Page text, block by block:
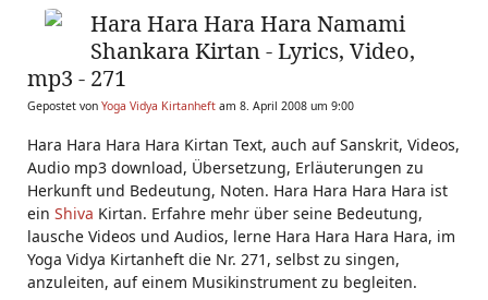
Hara Hara Hara Hara Namami
Shankara Kirtan - Lyrics, Video,
mp3 - 271
Gepostet von Yoga Vidya Kirtanheft am 8. April 2008 um 9:00
Hara Hara Hara Hara Kirtan Text, auch auf Sanskrit, Videos,
Audio mp3 download, Übersetzung, Erläuterungen zu
Herkunft und Bedeutung, Noten. Hara Hara Hara Hara ist
ein Shiva Kirtan. Erfahre mehr über seine Bedeutung,
lausche Videos und Audios, lerne Hara Hara Hara Hara, im
Yoga Vidya Kirtanheft die Nr. 271, selbst zu singen,
anzuleiten, auf einem Musikinstrument zu begleiten.